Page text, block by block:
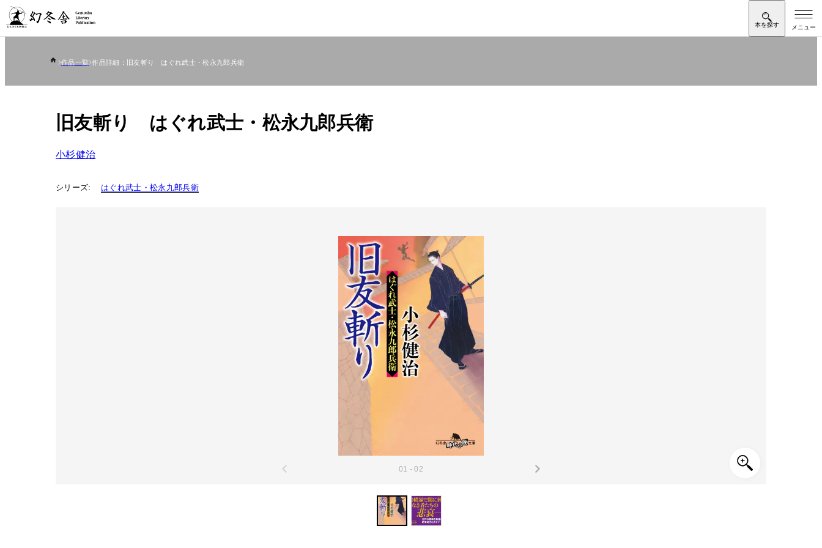
作品一覧 作品詳細：旧友斬り はぐれ武士・松永九郎兵衛
旧友斬り はぐれ武士・松永九郎兵衛
小杉健治
シリーズ: はぐれ武士・松永九郎兵衛
01 - 02